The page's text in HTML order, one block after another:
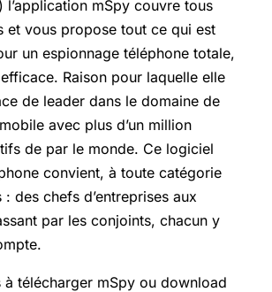
l’application mSpy couvre tous
et vous propose tout ce qui est
un espionnage téléphone totale,
Raison pour laquelle elle
de leader dans le domaine de
avec plus d’un million
de par le monde. Ce logiciel
convient, à toute catégorie
des chefs d’entreprises aux
par les conjoints, chacun y
à télécharger mSpy ou download